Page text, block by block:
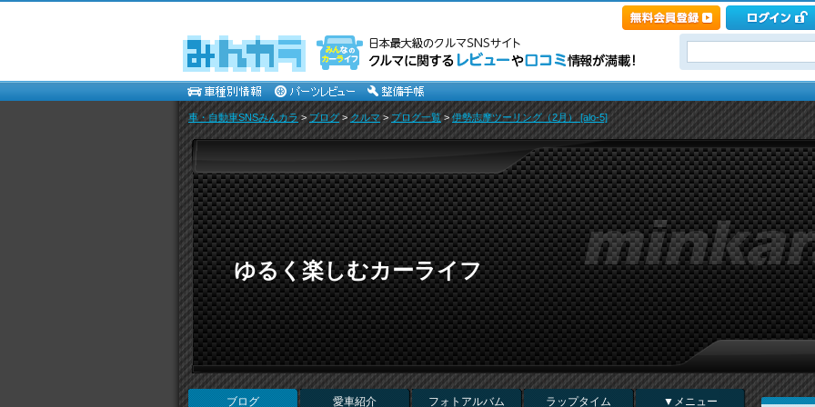
車・自動車SNSみんカラ>ブログ> クルマ>ブログ一覧 >伊勢志摩ツーリング（2月） [alo-5]
ゆるく楽しむカーライフ
ブログ 愛車紹介 フォトアルバム ラップタイム ▼メニュー